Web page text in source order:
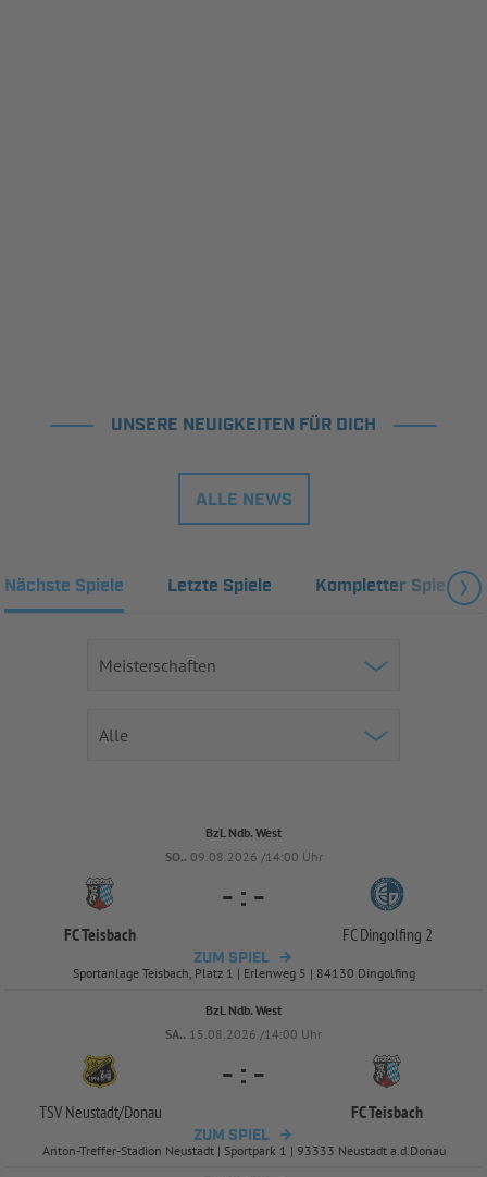
UNSERE NEUIGKEITEN FÜR DICH
ALLE NEWS
Nächste Spiele Letzte Spiele Kompletter Spielplan
BzL Ndb. West
SO.. 09.08.2026 /14:00 Uhr
FC Teisbach
- : -
FC Dingolfing 2
ZUM SPIEL
Sportanlage Teisbach, Platz 1 | Erlenweg 5 | 84130 Dingolfing
BzL Ndb. West
SA.. 15.08.2026 /14:00 Uhr
TSV Neustadt/Donau
- : -
FC Teisbach
ZUM SPIEL
Anton-Treffer-Stadion Neustadt | Sportpark 1 | 93333 Neustadt a.d.Donau